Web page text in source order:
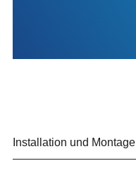
Installation und Montage